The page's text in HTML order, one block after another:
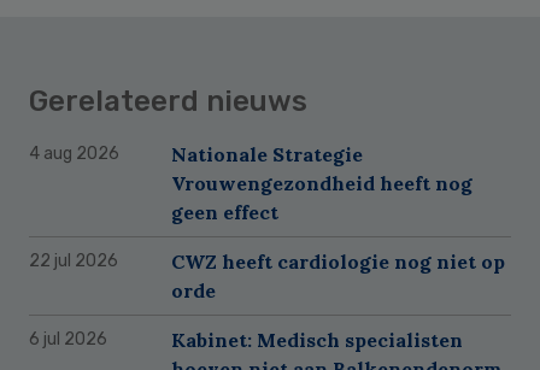
Gerelateerd nieuws
4 aug 2026
Nationale Strategie
Vrouwengezondheid heeft nog
geen effect
22 jul 2026
CWZ heeft cardiologie nog niet op
orde
6 jul 2026
Kabinet: Medisch specialisten